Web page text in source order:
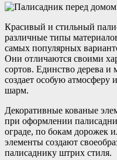
Красивый и стильный
различные типы
самых популярных
Они отличаются своими
сортов. Единство дерева и
создает особую атмосферу
шарм.
Декоративные кованые
при оформлении
ограде, по бокам дорожек
элементы создают
палисаднику штрих стиля.